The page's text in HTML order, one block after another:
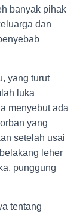
banyak pihak
dan
yang turut
luka
menyebut ada
yang
setelah usai
leher
punggung
tentang